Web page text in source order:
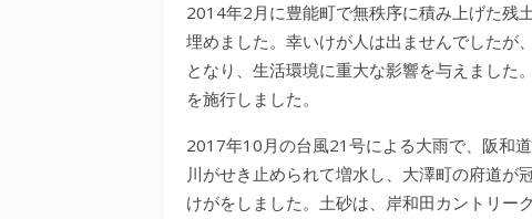
2014年2月に豊能町で無秩序に積み上げた残
埋めました。幸いけが人は出ませんでしたが
となり、生活環境に重大な影響を与えまし
を施行しました。
2017年10月の台風21号による大雨で、阪和
川がせき止められて増水し、大澤町の府道
けがをしました。土砂は、岸和田カントリー